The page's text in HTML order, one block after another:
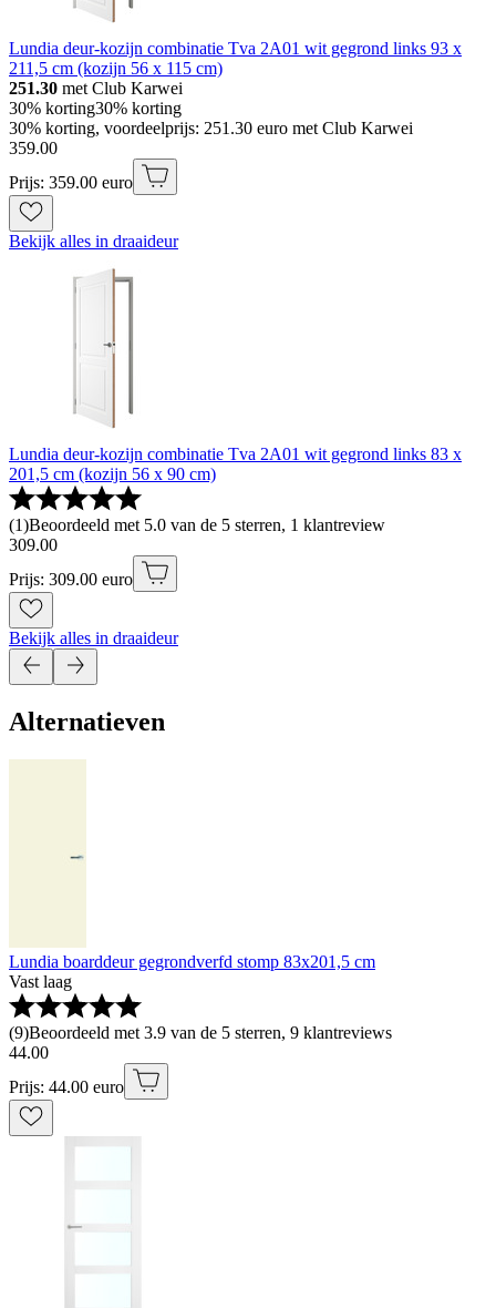
Lundia deur-kozijn combinatie Tva 2A01 wit gegrond links 93 x
211,5 cm (kozijn 56 x 115 cm)
251.30 met Club Karwei
30% korting30% korting
30% korting, voordeelprijs: 251.30 euro met Club Karwei
359.00
Prijs: 359.00 euro
Bekijk alles in draaideur
Lundia deur-kozijn combinatie Tva 2A01 wit gegrond links 83 x
201,5 cm (kozijn 56 x 90 cm)
(1)Beoordeeld met 5.0 van de 5 sterren, 1 klantreview
309.00
Prijs: 309.00 euro
Bekijk alles in draaideur
Alternatieven
Lundia boarddeur gegrondverfd stomp 83x201,5 cm
Vast laag
(9)Beoordeeld met 3.9 van de 5 sterren, 9 klantreviews
44.00
Prijs: 44.00 euro